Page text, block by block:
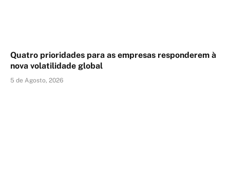
Quatro prioridades para as empresas responderem à
nova volatilidade global
5 de Agosto, 2026